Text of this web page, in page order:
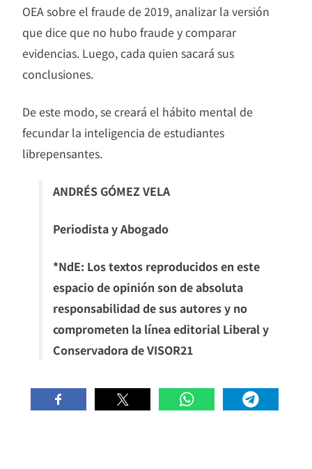
OEA sobre el fraude de 2019, analizar la versión
que dice que no hubo fraude y comparar
evidencias. Luego, cada quien sacará sus
conclusiones.
De este modo, se creará el hábito mental de
fecundar la inteligencia de estudiantes
librepensantes.
ANDRÉS GÓMEZ VELA
Periodista y Abogado
*NdE: Los textos reproducidos en este
espacio de opinión son de absoluta
responsabilidad de sus autores y no
comprometen la línea editorial Liberal y
Conservadora de VISOR21